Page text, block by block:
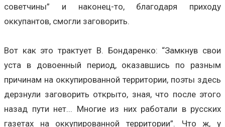
советчины” и наконец-то, благодаря приходу
оккупантов, смогли заговорить.
Вот как это трактует В. Бондаренко: “Замкнув свои
уста в довоенный период, оказавшись по разным
причинам на оккупированной территории, поэты здесь
дерзнули заговорить открыто, зная, что после этого
назад пути нет... Многие из них работали в русских
газетах на оккупированной территории”. Что ж, у